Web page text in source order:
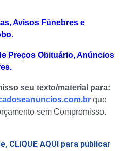
Avisos Fúnebres e
Preços Obituário, Anúncios
seu texto/material para:
que
sem Compromisso.
CLIQUE AQUI para publicar